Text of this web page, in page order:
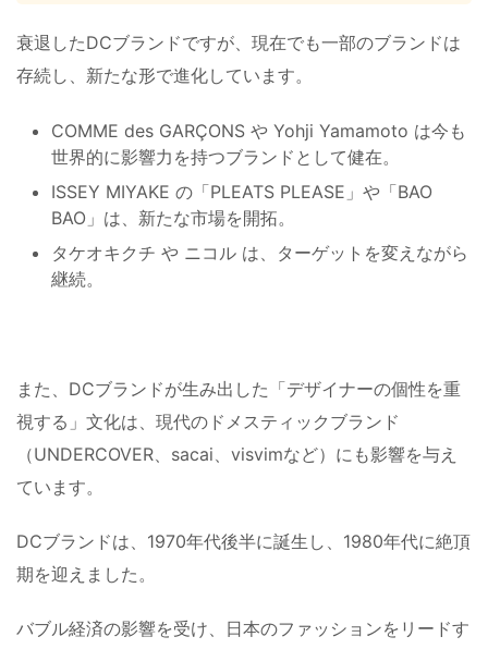
衰退したDCブランドですが、現在でも一部のブランドは
存続し、新たな形で進化しています。
COMME des GARÇONS や Yohji Yamamoto は今も
世界的に影響力を持つブランドとして健在。
ISSEY MIYAKE の「PLEATS PLEASE」や「BAO
BAO」は、新たな市場を開拓。
タケオキクチ や ニコル は、ターゲットを変えながら
継続。
また、DCブランドが生み出した「デザイナーの個性を重
視する」文化は、現代のドメスティックブランド
（UNDERCOVER、sacai、visvimなど）にも影響を与え
ています。
DCブランドは、1970年代後半に誕生し、1980年代に絶頂
期を迎えました。
バブル経済の影響を受け、日本のファッションをリードす